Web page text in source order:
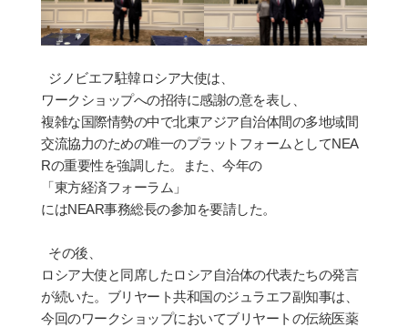
ジノビエフ駐韓ロシア大使は、
ワークショップへの招待に感謝の意を表し、
複雑な国際情勢の中で北東アジア自治体間の多地域間
交流協力のための唯一のプラットフォームとしてNEA
Rの重要性を強調した。また、今年の
「東方経済フォーラム」
にはNEAR事務総長の参加を要請した。
その後、
ロシア大使と同席したロシア自治体の代表たちの発言
が続いた。ブリヤー ト共和国のジュラエフ副知事は、
今回のワークショップにおいてブリヤー トの伝統医薬